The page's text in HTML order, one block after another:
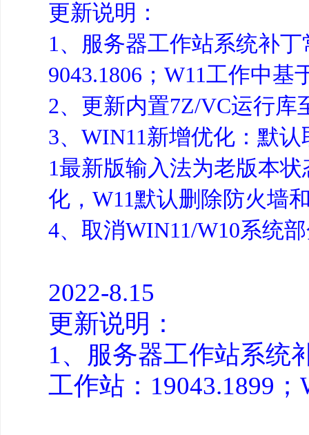
更新说明：
1、服务器工作站系统补
9043.1806；W11工作中基
2、更新内置7Z/VC运行库
3、WIN11新增优化：默
1最新版输入法为老版本
化，W11默认删除防火墙
4、取消WIN11/W10系统
2022-8.15
更新说明：
1、服务器工作站系统
工作站：19043.1899